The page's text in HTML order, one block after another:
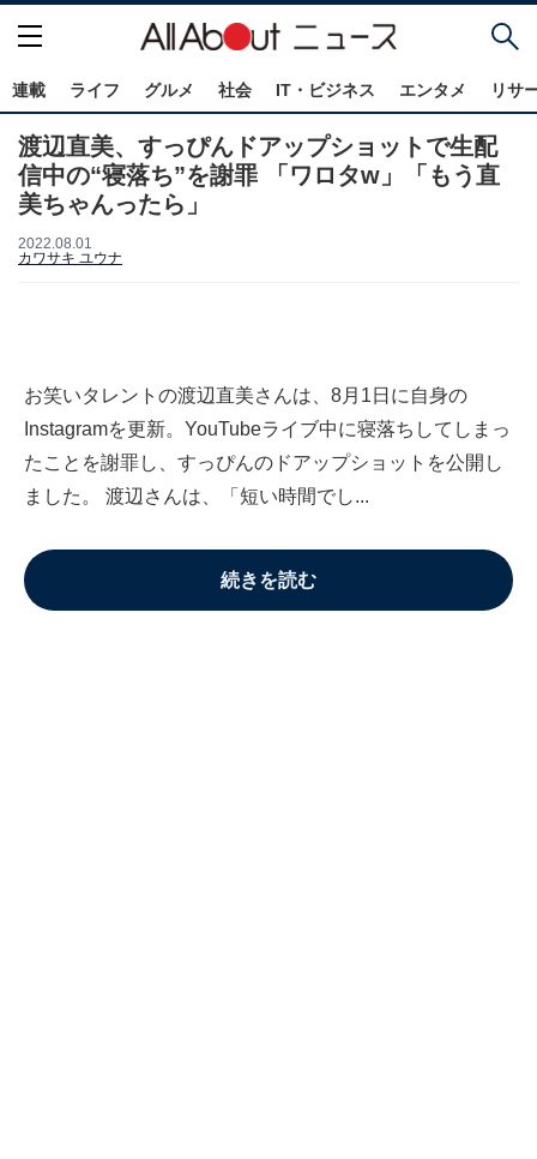
連載 ライフ グルメ 社会 IT・ビジネス エンタメ リサ
渡辺直美、すっぴんドアップショットで生配
信中の“寝落ち”を謝罪 「ワロタw」「もう直
美ちゃんったら」
2022.08.01
カワサキ ユウナ
お笑いタレントの渡辺直美さんは、8月1日に自身の
Instagramを更新。YouTubeライブ中に寝落ちしてしまっ
たことを謝罪し、すっぴんのドアップショットを公開し
ました。 渡辺さんは、「短い時間でし...
続きを読む